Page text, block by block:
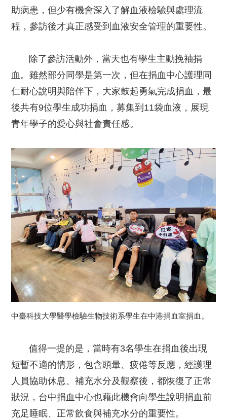
助病患，但少有機會深入了解血液檢驗與處理流
程，參訪後才真正感受到血液安全管理的重要性。
除了參訪活動外，當天也有學生主動挽袖捐
血。雖然部分同學是第一次，但在捐血中心護理同
仁耐心說明與陪伴下，大家鼓起勇氣完成捐血，最
後共有9位學生成功捐血，募集到11袋血液，展現
青年學子的愛心與社會責任感。
中臺科技大學醫學檢驗生物技術系學生在中港捐血室捐血。
值得一提的是，當時有3名學生在捐血後出現
短暫不適的情形，包含頭暈、疲倦等反應，經護理
人員協助休息、補充水分及觀察後，都恢復了正常
狀況，台中捐血中心也藉此機會向學生說明捐血前
充足睡眠、正常飲食與補充水分的重要性。